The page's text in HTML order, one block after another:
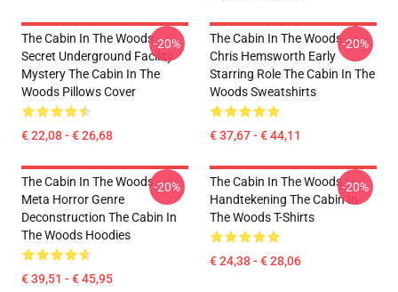
The Cabin In The Woods -
Secret Underground Facility
Mystery The Cabin In The
Woods Pillows Cover
€ 22,08 - € 26,68
-20%
The Cabin In The Woods -
Chris Hemsworth Early
Starring Role The Cabin In The
Woods Sweatshirts
€ 37,67 - € 44,11
-20%
The Cabin In The Woods -
Meta Horror Genre
Deconstruction The Cabin In
The Woods Hoodies
€ 39,51 - € 45,95
-20%
The Cabin In The Woods
Handtekening The Cabin In
The Woods T-Shirts
€ 24,38 - € 28,06
-20%